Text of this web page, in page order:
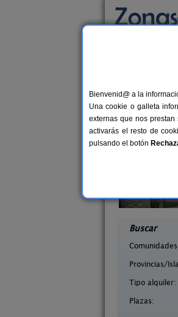
24 €
Buscar
Provincias/
Tipo alquiler:
Plazas:
Bienvenid@ a la
Una cookie o galleta
externas que nos
activarás el resto de
pulsando el botón